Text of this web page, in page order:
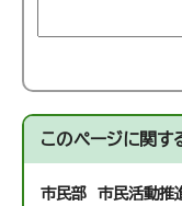
このページに関す
市民部 市民活動推